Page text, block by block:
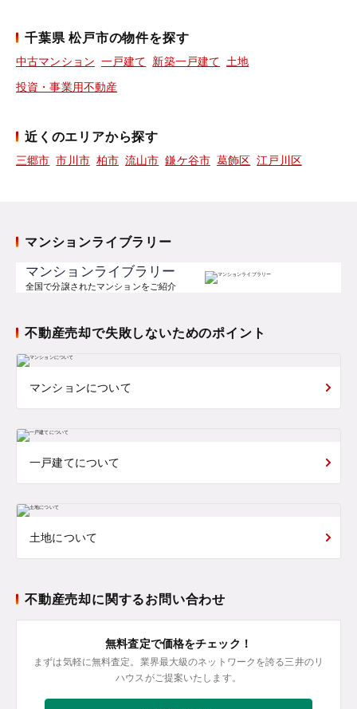
千葉県 松戸市の物件を探す
中古マンション 一戸建て 新築一戸建て 土地
投資・事業用不動産
近くのエリアから探す
三郷市 市川市 柏市 流山市 鎌ケ谷市 葛飾区 江戸川区
マンションライブラリー
マンションライブラリー
全国で分譲されたマンションをご紹介
不動産売却で失敗しないためのポイント
マンションについて
一戸建てについて
土地について
不動産売却に関するお問い合わせ
無料査定で価格をチェック！
まずは気軽に無料査定。業界最大級のネットワークを誇る三井のリ
ハウスがご提案いたします。